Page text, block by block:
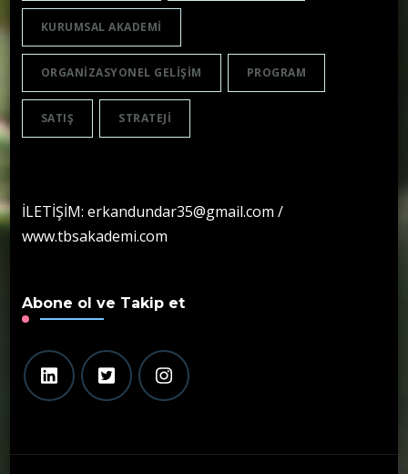
KURUMSAL AKADEMI
ORGANIZASYONEL GELIŞIM PROGRAM
SATIŞ STRATEJI
İLETİŞİM: erkandundar35@gmail.com /
www.tbsakademi.com
Abone ol ve Takip et